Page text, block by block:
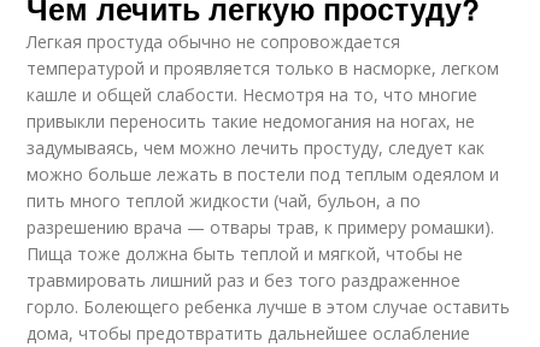
Чем лечить легкую простуду?
Легкая простуда обычно не сопровождается
температурой и проявляется только в насморке, легком
кашле и общей слабости. Несмотря на то, что многие
привыкли переносить такие недомогания на ногах, не
задумываясь, чем можно лечить простуду, следует как
можно больше лежать в постели под теплым одеялом и
пить много теплой жидкости (чай, бульон, а по
разрешению врача — отвары трав, к примеру ромашки).
Пища тоже должна быть теплой и мягкой, чтобы не
травмировать лишний раз и без того раздраженное
горло. Болеющего ребенка лучше в этом случае оставить
дома, чтобы предотвратить дальнейшее ослабление